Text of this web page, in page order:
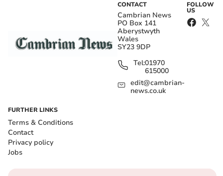
CONTACT
Cambrian News
PO Box 141
Aberystwyth
Wales
SY23 9DP
Tel:01970
615000
edit@cambrian-
news.co.uk
FOLLOW
US
FURTHER LINKS
Terms & Conditions
Contact
Privacy policy
Jobs